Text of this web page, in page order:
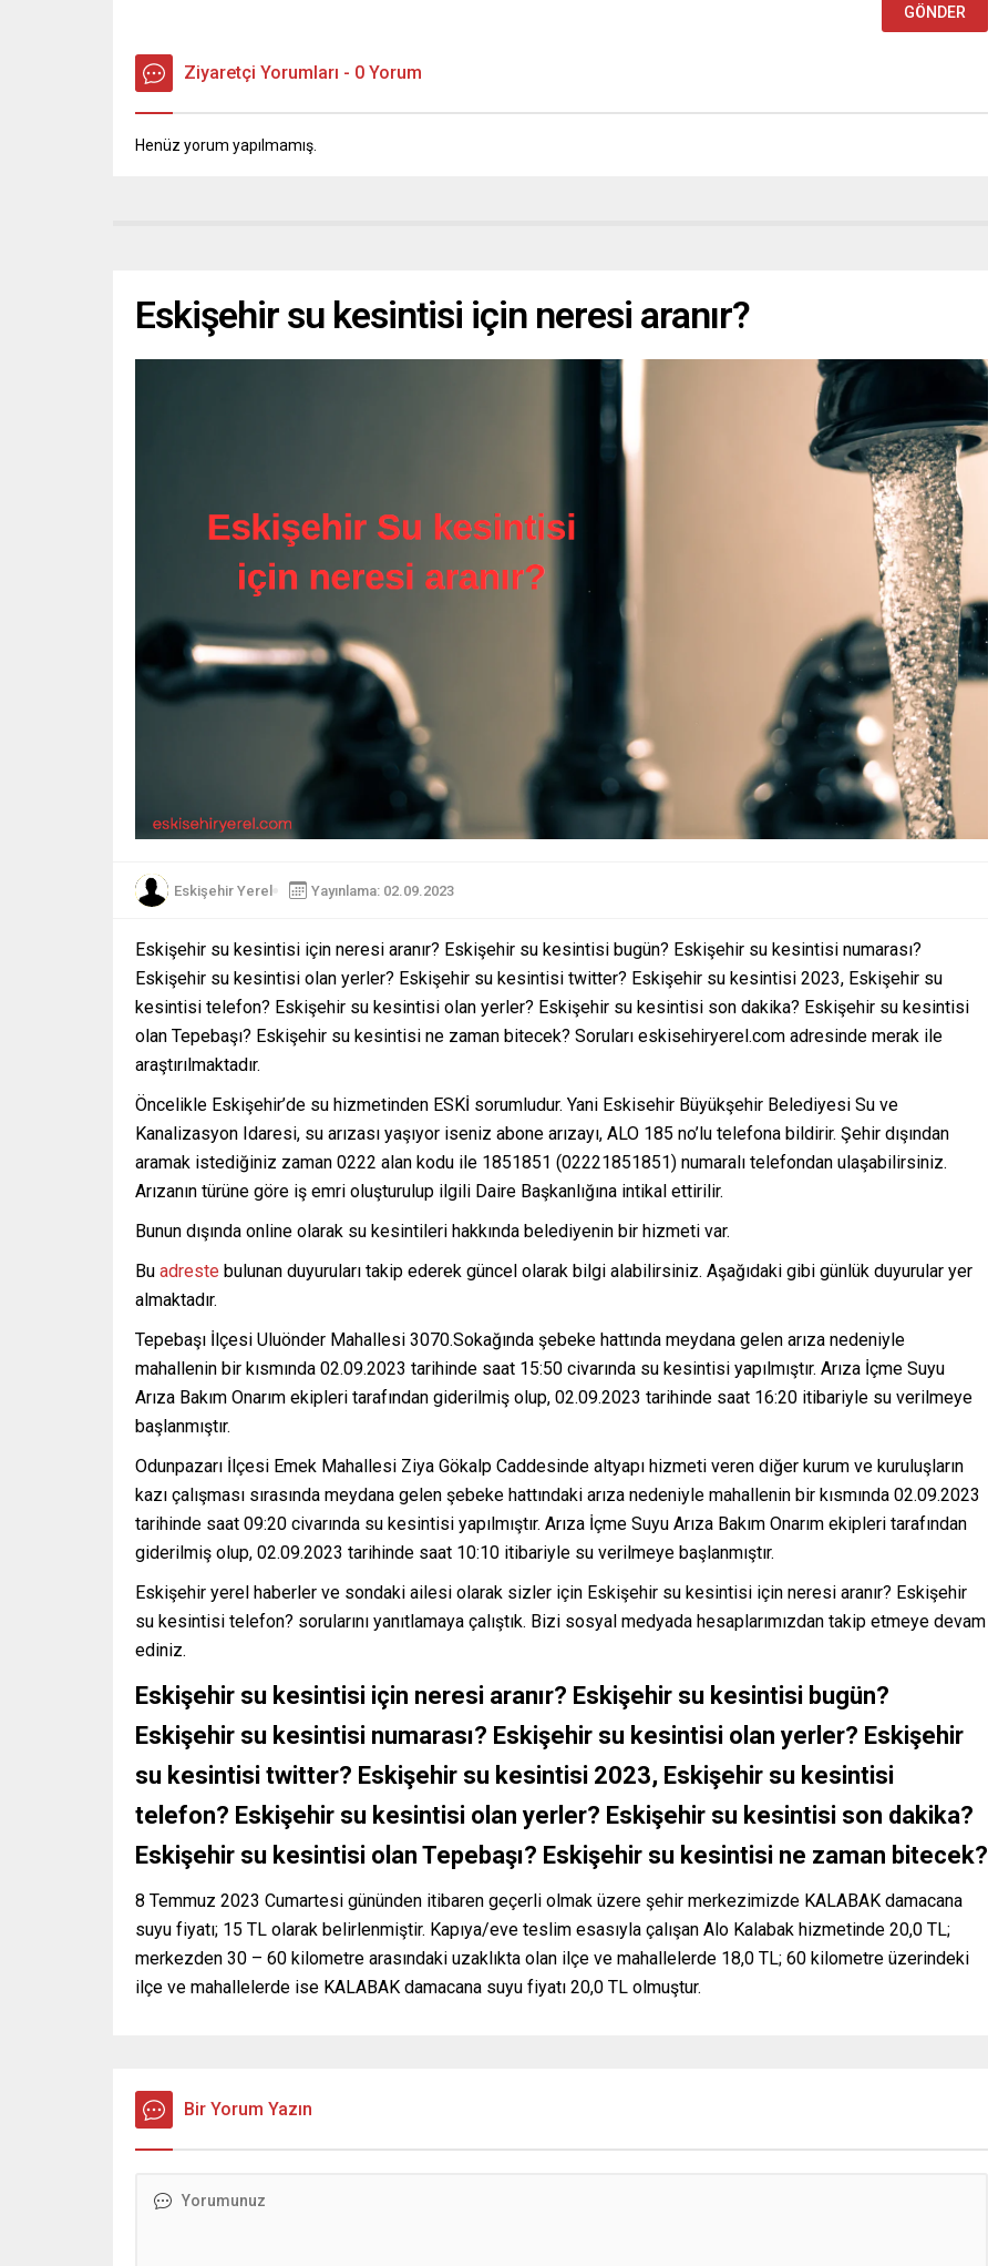
Ziyaretçi Yorumları - 0 Yorum
Henüz yorum yapılmamış.
Eskişehir su kesintisi için neresi aranır?
Eskişehir Yerel Yayınlama: 02.09.2023
Eskişehir su kesintisi için neresi aranır? Eskişehir su kesintisi bugün? Eskişehir su kesintisi numarası?
Eskişehir su kesintisi olan yerler? Eskişehir su kesintisi twitter? Eskişehir su kesintisi 2023, Eskişehir su
kesintisi telefon? Eskişehir su kesintisi olan yerler? Eskişehir su kesintisi son dakika? Eskişehir su kesintisi
olan Tepebaşı? Eskişehir su kesintisi ne zaman bitecek? Soruları eskisehiryerel.com adresinde merak ile
araştırılmaktadır.
Öncelikle Eskişehir’de su hizmetinden ESKİ sorumludur. Yani Eskisehir Büyükşehir Belediyesi Su ve
Kanalizasyon Idaresi, su arızası yaşıyor iseniz abone arızayı, ALO 185 no’lu telefona bildirir. Şehir dışından
aramak istediğiniz zaman 0222 alan kodu ile 1851851 (02221851851) numaralı telefondan ulaşabilirsiniz.
Arızanın türüne göre iş emri oluşturulup ilgili Daire Başkanlığına intikal ettirilir.
Bunun dışında online olarak su kesintileri hakkında belediyenin bir hizmeti var.
Bu adreste bulunan duyuruları takip ederek güncel olarak bilgi alabilirsiniz. Aşağıdaki gibi günlük duyurular yer
almaktadır.
Tepebaşı İlçesi Uluönder Mahallesi 3070.Sokağında şebeke hattında meydana gelen arıza nedeniyle
mahallenin bir kısmında 02.09.2023 tarihinde saat 15:50 civarında su kesintisi yapılmıştır. Arıza İçme Suyu
Arıza Bakım Onarım ekipleri tarafından giderilmiş olup, 02.09.2023 tarihinde saat 16:20 itibariyle su verilmeye
başlanmıştır.
Odunpazarı İlçesi Emek Mahallesi Ziya Gökalp Caddesinde altyapı hizmeti veren diğer kurum ve kuruluşların
kazı çalışması sırasında meydana gelen şebeke hattındaki arıza nedeniyle mahallenin bir kısmında 02.09.2023
tarihinde saat 09:20 civarında su kesintisi yapılmıştır. Arıza İçme Suyu Arıza Bakım Onarım ekipleri tarafından
giderilmiş olup, 02.09.2023 tarihinde saat 10:10 itibariyle su verilmeye başlanmıştır.
Eskişehir yerel haberler ve sondaki ailesi olarak sizler için Eskişehir su kesintisi için neresi aranır? Eskişehir
su kesintisi telefon? sorularını yanıtlamaya çalıştık. Bizi sosyal medyada hesaplarımızdan takip etmeye devam
ediniz.
Eskişehir su kesintisi için neresi aranır? Eskişehir su kesintisi bugün?
Eskişehir su kesintisi numarası? Eskişehir su kesintisi olan yerler? Eskişehir
su kesintisi twitter? Eskişehir su kesintisi 2023, Eskişehir su kesintisi
telefon? Eskişehir su kesintisi olan yerler? Eskişehir su kesintisi son dakika?
Eskişehir su kesintisi olan Tepebaşı? Eskişehir su kesintisi ne zaman bitecek?
8 Temmuz 2023 Cumartesi gününden itibaren geçerli olmak üzere şehir merkezimizde KALABAK damacana
suyu fiyatı; 15 TL olarak belirlenmiştir. Kapıya/eve teslim esasıyla çalışan Alo Kalabak hizmetinde 20,0 TL;
merkezden 30 – 60 kilometre arasındaki uzaklıkta olan ilçe ve mahallelerde 18,0 TL; 60 kilometre üzerindeki
ilçe ve mahallelerde ise KALABAK damacana suyu fiyatı 20,0 TL olmuştur.
Bir Yorum Yazın